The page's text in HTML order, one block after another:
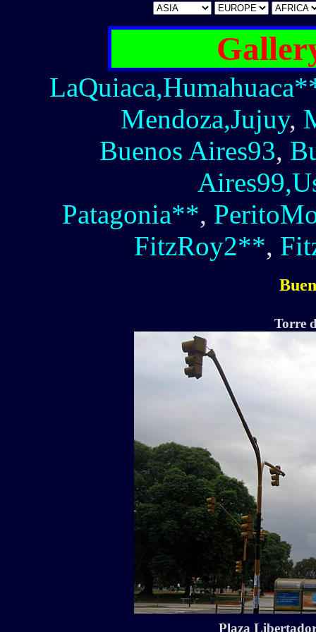
Mendoza,Jujuy,
Buenos Aires93,
Patagonia**,
FitzRoy2**,
Torre
Plaza